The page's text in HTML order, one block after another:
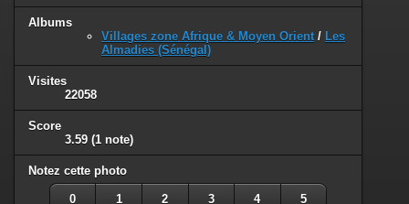
Albums
Villages zone Afrique & Moyen Orient / Les
Almadies (Sénégal)
Visites
22058
Score
3.59 (1 note)
Notez cette photo
0 1 2 3 4 5